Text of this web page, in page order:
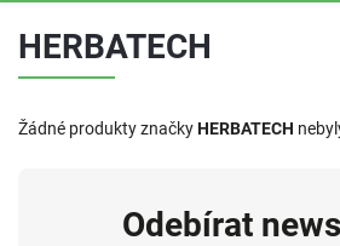
HERBATECH
Žádné produkty značkyHERBATECH
Odebírat